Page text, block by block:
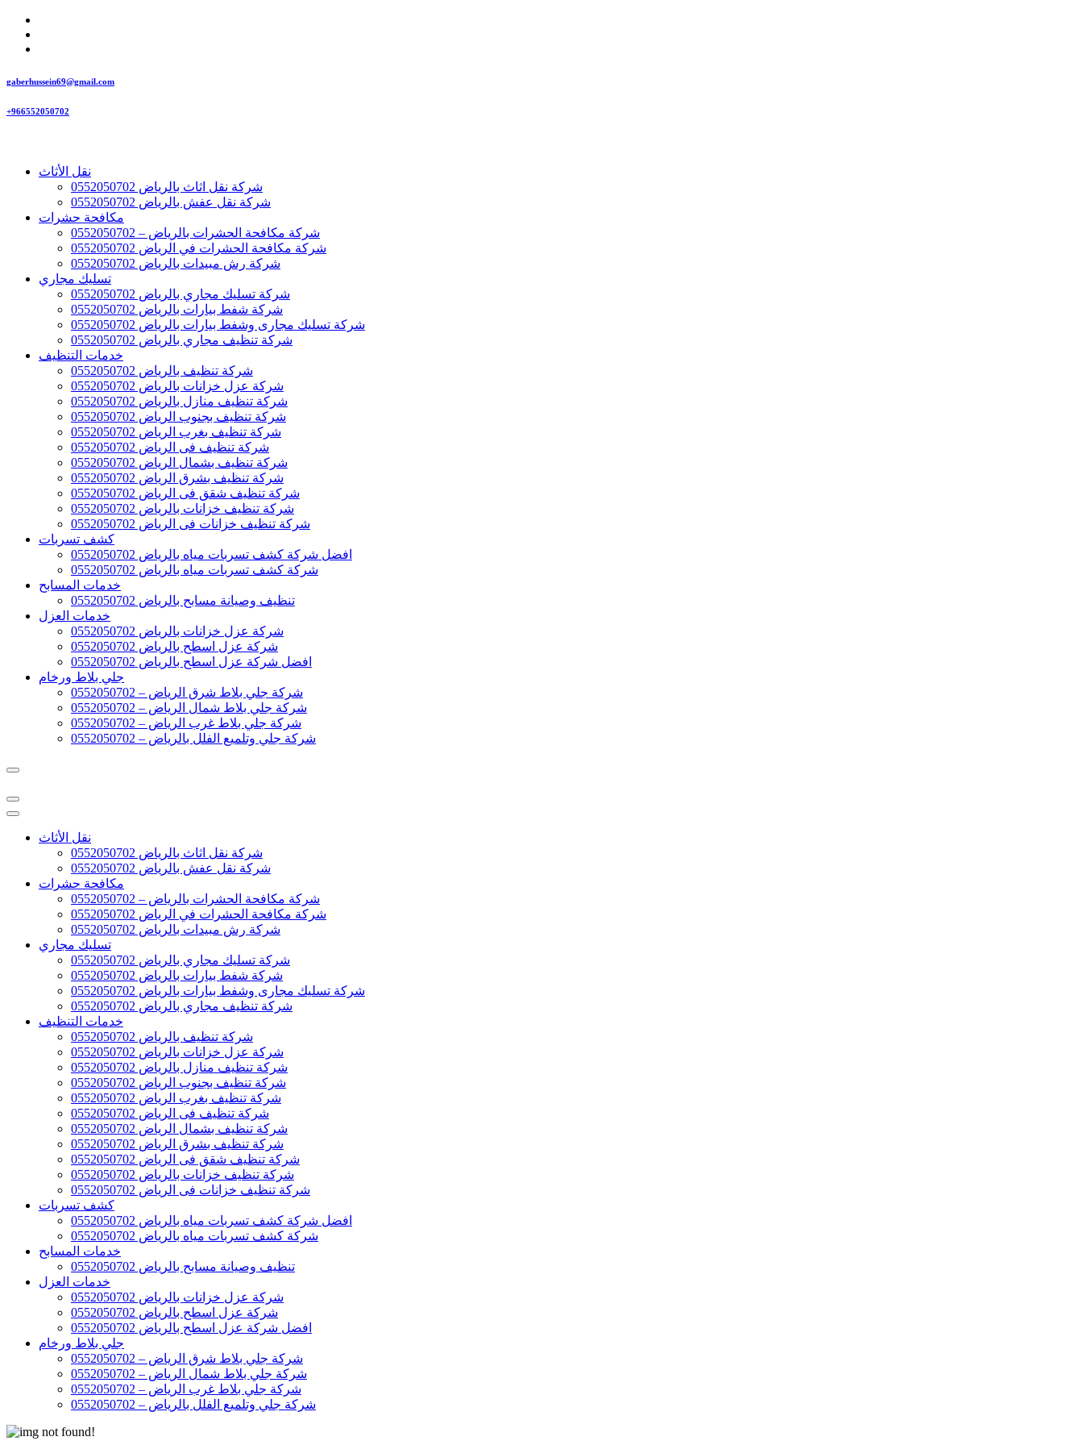
gaberhussein69@gmail.com
+966552050702
نقل الأثاث
شركة نقل اثاث بالرياض 0552050702
شركة نقل عفش بالرياض 0552050702
مكافحة حشرات
شركة مكافحة الحشرات بالرياض – 0552050702
شركة مكافحة الحشرات في الرياض 0552050702
شركة رش مبيدات بالرياض 0552050702
تسليك مجاري
شركة تسليك مجاري بالرياض 0552050702
شركة شفط بيارات بالرياض 0552050702
شركة تسليك مجارى وشفط بيارات بالرياض 0552050702
شركة تنظيف مجاري بالرياض 0552050702
خدمات التنظيف
شركة تنظيف بالرياض 0552050702
شركة عزل خزانات بالرياض 0552050702
شركة تنظيف منازل بالرياض 0552050702
شركة تنظيف بجنوب الرياض 0552050702
شركة تنظيف بغرب الرياض 0552050702
شركة تنظيف فى الرياض 0552050702
شركة تنظيف بشمال الرياض 0552050702
شركة تنظيف بشرق الرياض 0552050702
شركة تنظيف شقق فى الرياض 0552050702
شركة تنظيف خزانات بالرياض 0552050702
شركة تنظيف خزانات فى الرياض 0552050702
كشف تسربات
افضل شركة كشف تسربات مياه بالرياض 0552050702
شركة كشف تسربات مياه بالرياض 0552050702
خدمات المسابح
تنظيف وصيانة مسابح بالرياض 0552050702
خدمات العزل
شركة عزل خزانات بالرياض 0552050702
شركة عزل اسطح بالرياض 0552050702
افضل شركة عزل اسطح بالرياض 0552050702
جلي بلاط ورخام
شركة جلي بلاط شرق الرياض – 0552050702
شركة جلي بلاط شمال الرياض – 0552050702
شركة جلي بلاط غرب الرياض – 0552050702
شركة جلي وتلميع الفلل بالرياض – 0552050702
نقل الأثاث
شركة نقل اثاث بالرياض 0552050702
شركة نقل عفش بالرياض 0552050702
مكافحة حشرات
شركة مكافحة الحشرات بالرياض – 0552050702
شركة مكافحة الحشرات في الرياض 0552050702
شركة رش مبيدات بالرياض 0552050702
تسليك مجاري
شركة تسليك مجاري بالرياض 0552050702
شركة شفط بيارات بالرياض 0552050702
شركة تسليك مجارى وشفط بيارات بالرياض 0552050702
شركة تنظيف مجاري بالرياض 0552050702
خدمات التنظيف
شركة تنظيف بالرياض 0552050702
شركة عزل خزانات بالرياض 0552050702
شركة تنظيف منازل بالرياض 0552050702
شركة تنظيف بجنوب الرياض 0552050702
شركة تنظيف بغرب الرياض 0552050702
شركة تنظيف فى الرياض 0552050702
شركة تنظيف بشمال الرياض 0552050702
شركة تنظيف بشرق الرياض 0552050702
شركة تنظيف شقق فى الرياض 0552050702
شركة تنظيف خزانات بالرياض 0552050702
شركة تنظيف خزانات فى الرياض 0552050702
كشف تسربات
افضل شركة كشف تسربات مياه بالرياض 0552050702
شركة كشف تسربات مياه بالرياض 0552050702
خدمات المسابح
تنظيف وصيانة مسابح بالرياض 0552050702
خدمات العزل
شركة عزل خزانات بالرياض 0552050702
شركة عزل اسطح بالرياض 0552050702
افضل شركة عزل اسطح بالرياض 0552050702
جلي بلاط ورخام
شركة جلي بلاط شرق الرياض – 0552050702
شركة جلي بلاط شمال الرياض – 0552050702
شركة جلي بلاط غرب الرياض – 0552050702
شركة جلي وتلميع الفلل بالرياض – 0552050702